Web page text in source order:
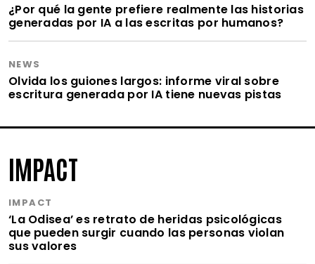
¿Por qué la gente prefiere realmente las historias
generadas por IA a las escritas por humanos?
NEWS
Olvida los guiones largos: informe viral sobre
escritura generada por IA tiene nuevas pistas
IMPACT
IMPACT
‘La Odisea’ es retrato de heridas psicológicas
que pueden surgir cuando las personas violan
sus valores